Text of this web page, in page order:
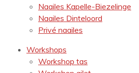
Naailes Kapelle-Biezelinge
Naailes Dinteloord
Privé naailes
Workshops
Workshop tas